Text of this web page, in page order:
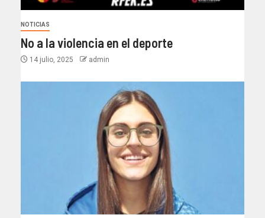
NOTICIAS
No a la violencia en el deporte
14 julio, 2025 admin